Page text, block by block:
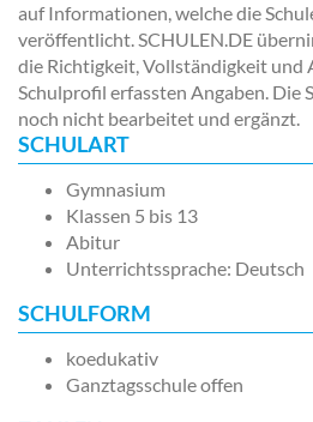
auf Informationen, welche die
veröffentlicht. SCHULEN.DE
die Richtigkeit, Vollständigkeit und
Schulprofil erfassten Angaben. Die
noch nicht bearbeitet und ergänzt.
SCHULART
Gymnasium
Klassen 5 bis 13
Abitur
Unterrichtssprache: Deutsch
SCHULFORM
koedukativ
Ganztagsschule offen